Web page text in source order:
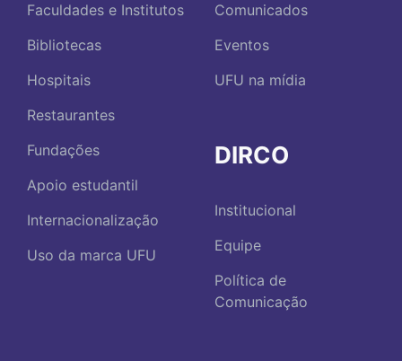
Faculdades e Institutos
Bibliotecas
Hospitais
Restaurantes
Fundações
Apoio estudantil
Internacionalização
Uso da marca UFU
Comunicados
Eventos
UFU na mídia
DIRCO
Institucional
Equipe
Política de
Comunicação